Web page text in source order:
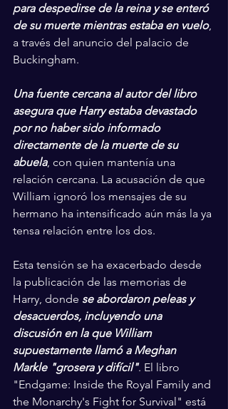
para despedirse de la reina y se enteró
de su muerte mientras estaba en vuelo,
a través del anuncio del palacio de
Buckingham.
Una fuente cercana al autor del libro
asegura que Harry estaba devastado
por no haber sido informado
directamente de la muerte de su
abuela, con quien mantenía una
relación cercana. La acusación de que
William ignoró los mensajes de su
hermano ha intensificado aún más la ya
tensa relación entre los dos.
Esta tensión se ha exacerbado desde
la publicación de las memorias de
Harry, donde se abordaron peleas y
desacuerdos, incluyendo una
discusión en la que William
supuestamente llamó a Meghan
Markle "grosera y difícil". El libro
"Endgame: Inside the Royal Family and
the Monarchy's Fight for Survival" está